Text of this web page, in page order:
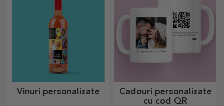
Vinuri personalizate
Cadouri personalizate
cu cod QR